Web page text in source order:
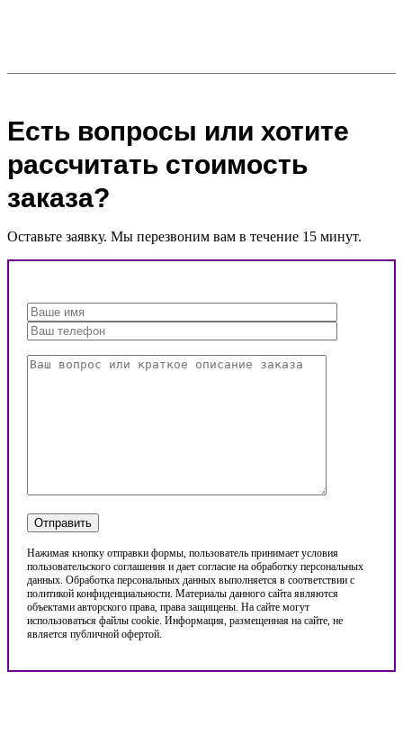
Есть вопросы или хотите
рассчитать стоимость
заказа?
Оставьте заявку. Мы перезвоним вам в течение 15 минут.
Нажимая кнопку отправки формы, пользователь принимает условия
пользовательского соглашения и дает согласие на обработку персональных
данных. Обработка персональных данных выполняется в соответствии с
политикой конфиденциальности. Материалы данного сайта являются
объектами авторского права, права защищены. На сайте могут
использоваться файлы cookie. Информация, размещенная на сайте, не
является публичной офертой.